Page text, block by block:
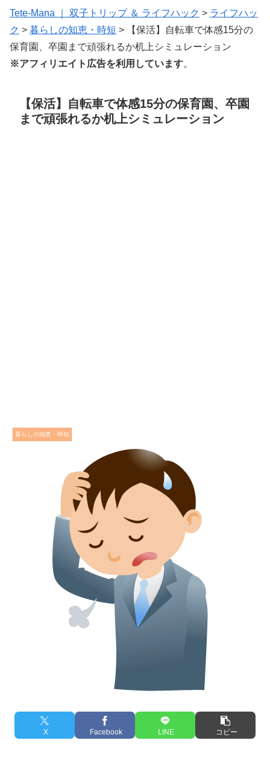
Tete-Mana ｜ 双子トリップ ＆ ライフハック > ライフハッ
ク > 暮らしの知恵・時短 >
【保活】自転車で体感15分の
保育園、卒園まで頑張れるか机上シミュレーション
※アフィリエイト広告を利用しています。
【保活】自転車で体感15分の保育園、卒園
まで頑張れるか机上シミュレーション
暮らしの知恵・時短
X Facebook LINE コピー